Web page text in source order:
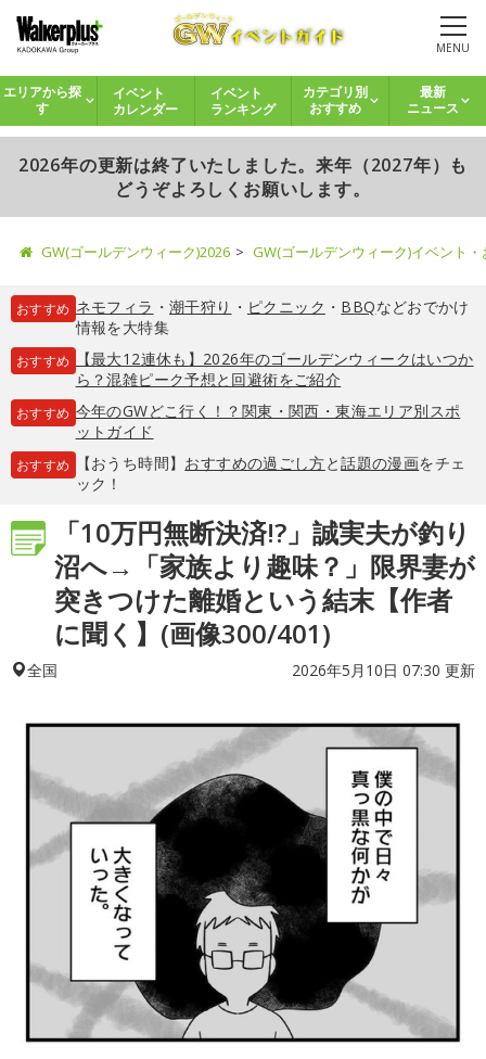
MENU
エリアから探
す
イベント
カレンダー
イベント
ランキング
カテゴリ別
おすすめ
最新
ニュース
2026年の更新は終了いたしました。来年（2027年）も
どうぞよろしくお願いします。
GW(ゴールデンウィーク)2026 GW(ゴールデンウィーク)イベント
おすすめ ネモフィラ ・ 潮干狩り ・ ピクニック ・ BBQなどおでかけ
情報を大特集
おすすめ
【最大12連休も】2026年のゴールデンウィークはいつか
ら？混雑ピーク予想と回避術をご紹介
おすすめ 今年のGWどこ行く！？関東・関西・東海エリア別スポ
ットガイド
おすすめ 【おうち時間】 おすすめの過ごし方と話題の漫画をチェ
ック！
「10万円無断決済!?」誠実夫が釣り
沼へ→「家族より趣味？」限界妻が
突きつけた離婚という結末【作者
に聞く】(画像300/401)
全国 2026年5月10日 07:30 更新